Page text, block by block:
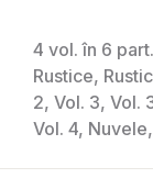
4 vol. în 6
Rustice,
2, Vol. 3, Vol.
Vol. 4,